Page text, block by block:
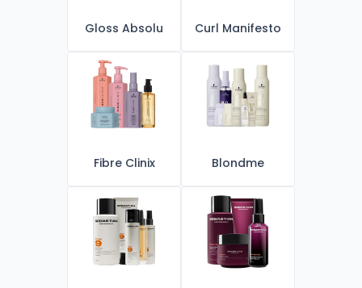
Gloss Absolu Curl Manifesto
Fibre Clinix Blondme